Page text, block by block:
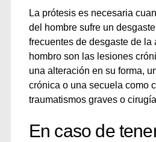
La prótesis es necesaria
del hombre sufre un
frecuentes de desgaste de la
hombro son las lesiones
una alteración en su forma,
crónica o una secuela como
traumatismos graves o
En caso de